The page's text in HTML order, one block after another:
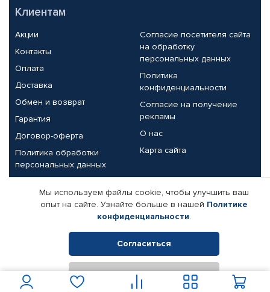
Клиентам
Акции
Контакты
Оплата
Доставка
Обмен и возврат
Гарантия
Договор-оферта
Политика обработки
персональных данных
Согласие посетителя сайта
на обработку
персональных данных
Политика
конфиденциальности
Согласие на получение
рекламы
О нас
Карта сайта
Партнерам
Корпоративным клиентам
Поставщикам
Реквизиты компании
© КАМАЗ ЦЕНТР ДОНЕЦК, 2015-2026. Все права защищены.
Интернет-магазин автомобильных товаров Автопрофи.
Мы используем файлы cookie, чтобы улучшить ваш
опыт на сайте. Узнайте больше в нашей Политике
конфиденциальности.
Согласиться
Отклонить